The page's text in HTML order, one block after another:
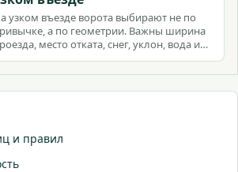
узком въезде ворота выбирают не по
а по геометрии. Важны ширина
место отката, снег, уклон, вода и
маршрут.
и правил